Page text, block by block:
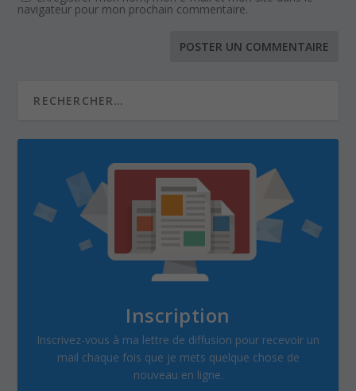
navigateur pour mon prochain commentaire.
Inscription
Inscrivez-vous à ma lettre de diffusion pour recevoir un
mail chaque fois que je mets quelque chose de
nouveau en ligne.